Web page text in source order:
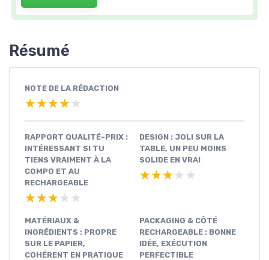
Résumé
NOTE DE LA RÉDACTION
★★★★★
★★★★★
RAPPORT QUALITÉ-PRIX :
INTÉRESSANT SI TU
TIENS VRAIMENT À LA
COMPO ET AU
RECHARGEABLE
★★★★★
★★★★★
DESIGN : JOLI SUR LA
TABLE, UN PEU MOINS
SOLIDE EN VRAI
★★★★★
★★★★★
MATÉRIAUX &
INGRÉDIENTS : PROPRE
SUR LE PAPIER,
COHÉRENT EN PRATIQUE
PACKAGING & CÔTÉ
RECHARGEABLE : BONNE
IDÉE, EXÉCUTION
PERFECTIBLE